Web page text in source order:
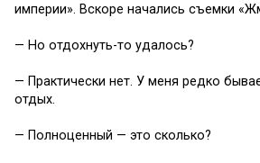
империи». Вскоре начались съемки
— Но отдохнуть-то удалось?
— Практически нет. У меня редко
отдых.
— Полноценный — это сколько?